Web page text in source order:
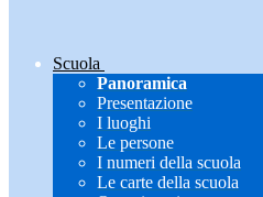
Scuola
Panoramica
Presentazione
I luoghi
Le persone
I numeri della scuola
Le carte della scuola